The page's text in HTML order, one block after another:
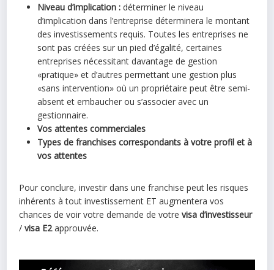
Niveau d’implication : déterminer le niveau
d’implication dans l’entreprise déterminera le montant
des investissements requis. Toutes les entreprises ne
sont pas créées sur un pied d’égalité, certaines
entreprises nécessitant davantage de gestion
«pratique» et d’autres permettant une gestion plus
«sans intervention» où un propriétaire peut être semi-
absent et embaucher ou s’associer avec un
gestionnaire.
Vos attentes commerciales
Types de franchises correspondants à votre profil et à
vos attentes
Pour conclure, investir dans une franchise peut les risques
inhérents à tout investissement ET augmentera vos
chances de voir votre demande de votrevisa d’investisseur
/visa E2approuvée.